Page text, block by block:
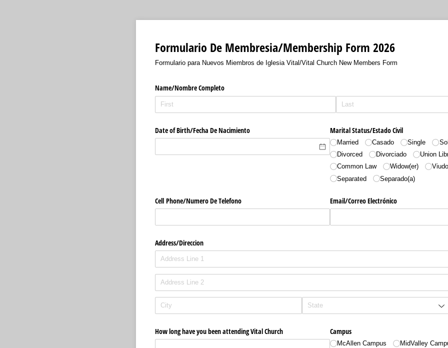
Formulario De Membresia/Membership Form 2026
Formulario para Nuevos Miembros de Iglesia Vital/Vital Church New Members Form
Name/​Nombre Completo
Date of Birth/​Fecha De Nacimiento Marital Status/​Estado Civil
Married Casado Single
Divorced
Divorciado
Union
Common Law
Widow(er)
Separated
Separado(a)
Cell Phone/​Numero De Telefono Email/​Correo Electrónico
Address/​Direccion
How long have you been attending Vital Church Campus
McAllen Campus MidValley